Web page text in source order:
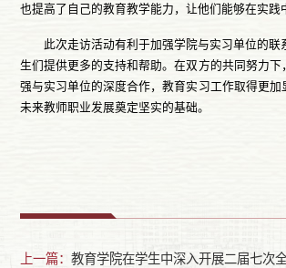
也提高了自己的教育教学能力，让他们能够在实践
此次走访活动有利于加强学院与实习单位的联
生们提供更多的支持和帮助。在双方的共同努力下
强与实习单位的深度合作，教育实习工作取得更加
未来教师职业发展奠定坚实的基础。
上一篇：教育学院在学生中深入开展二届七次